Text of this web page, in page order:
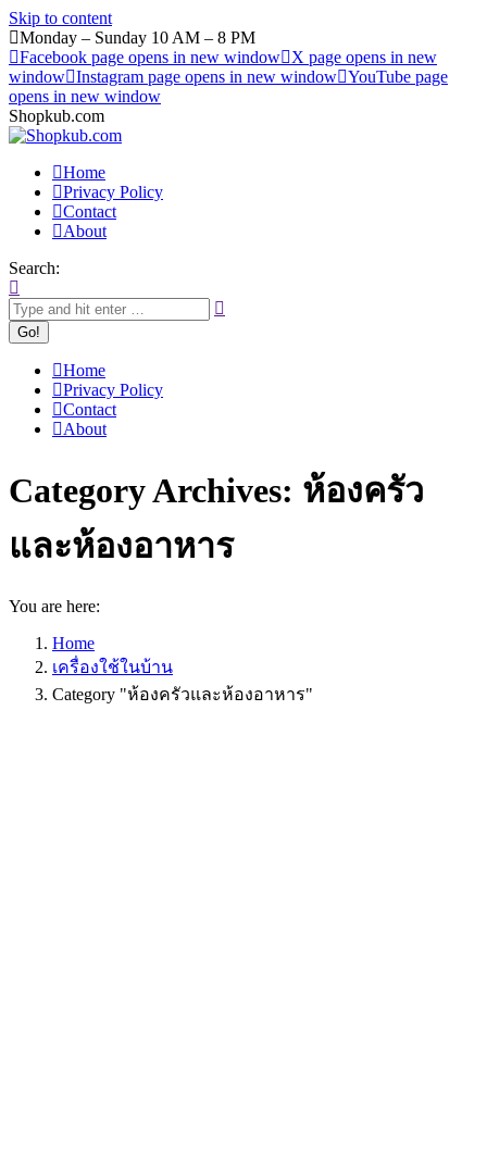
Skip to content
Monday – Sunday 10 AM – 8 PM
Facebook page opens in new window
X page opens in new
window Instagram page opens in new window YouTube page
opens in new window
Shopkub.com
Home
Privacy Policy
Contact
About
Search:
Home
Privacy Policy
Contact
About
Category Archives: ห้องครัว
และห้องอาหาร
You are here:
Home
เครื่องใช้ในบ้าน
Category "ห้องครัวและห้องอาหาร"